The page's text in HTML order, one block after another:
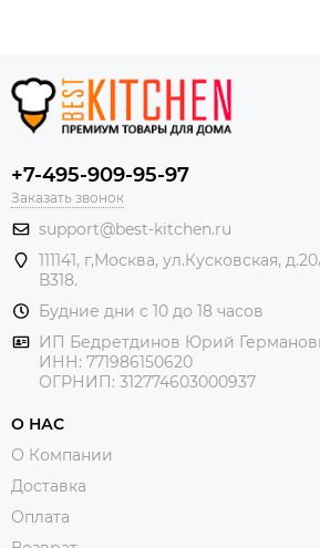
+7-495-909-95-97
Заказать звонок
support@best-kitchen.ru
111141, г,Москва, ул.Кусковская,
В318.
Будние дни с 10 до 18 часов
ИП Бедретдинов Юрий
ИНН: 771986150620
ОГРНИП: 312774603000937
О НАС
О Компании
Доставка
Оплата